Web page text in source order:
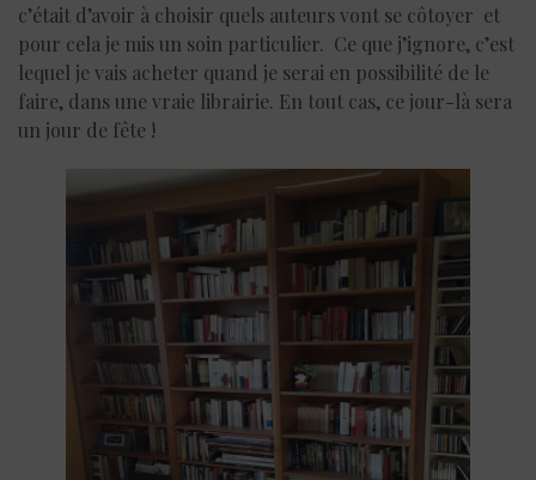
c’était d’avoir à choisir quels auteurs vont se côtoyer et
pour cela je mis un soin particulier. Ce que j’ignore, c’est
lequel je vais acheter quand je serai en possibilité de le
faire, dans une vraie librairie. En tout cas, ce jour-là sera
un jour de fête !